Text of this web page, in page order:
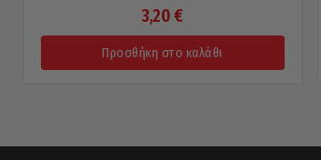
3,20 €
Προσθήκη στο καλάθι